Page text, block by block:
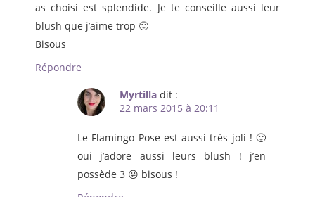
as choisi est splendide. Je te conseille aussi leur
blush que j’aime trop 🙂
Bisous
Répondre
Myrtilla dit :
22 mars 2015 à 20:11
Le Flamingo Pose est aussi très joli ! 🙂
oui j’adore aussi leurs blush ! j’en
possède 3 😛 bisous !